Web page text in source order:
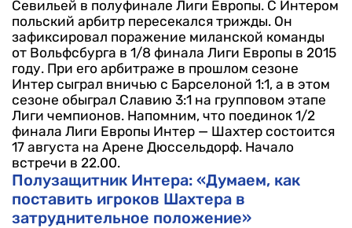
Севильей в полуфинале Лиги Европы. С Интером
польский арбитр пересекался трижды. Он
зафиксировал поражение миланской команды
от Вольфсбурга в 1/8 финала Лиги Европы в 2015
году. При его арбитраже в прошлом сезоне
Интер сыграл вничью с Барселоной 1:1, а в этом
сезоне обыграл Славию 3:1 на групповом этапе
Лиги чемпионов. Напомним, что поединок 1/2
финала Лиги Европы Интер — Шахтер состоится
17 августа на Арене Дюссельдорф. Начало
встречи в 22.00.
Полузащитник Интера: «Думаем, как
поставить игроков Шахтера в
затруднительное положение»